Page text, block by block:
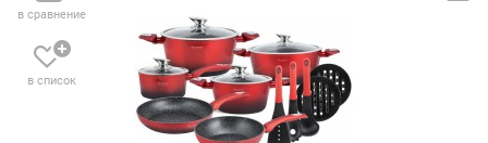
в сравнение
в список